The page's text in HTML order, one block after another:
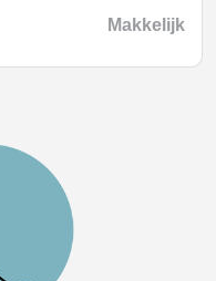
Makkelijk